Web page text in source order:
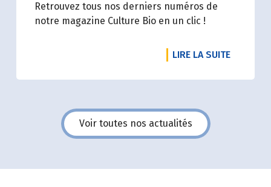
Retrouvez tous nos derniers numéros de
notre magazine Culture Bio en un clic !
LIRE LA SUITEDE
Voir toutes nos actualités